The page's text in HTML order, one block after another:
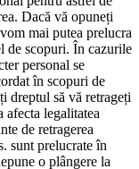
Dacă vă opuneți
mai putea prelucra
de scopuri. În cazurile
personal se
în scopuri de
dreptul să vă retrageți
afecta legalitatea
de retragerea
sunt prelucrate în
o plângere la